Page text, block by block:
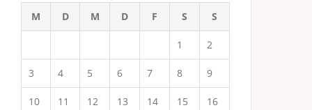
M
D M D F S S
1 2
3 4 5 6 7 8 9
10 11 12 13 14 15 16